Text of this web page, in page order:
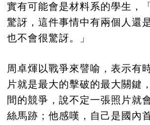
實有可能會是材料系的學生，
驚訝，這件事情中有兩個人還
也不會很驚訝。」
周卓煇以戰爭來譬喻，表示有
片就是最大的擊破的最大關鍵
間的競爭，說不定一張照片就
絲馬跡；他感嘆，自己是國內